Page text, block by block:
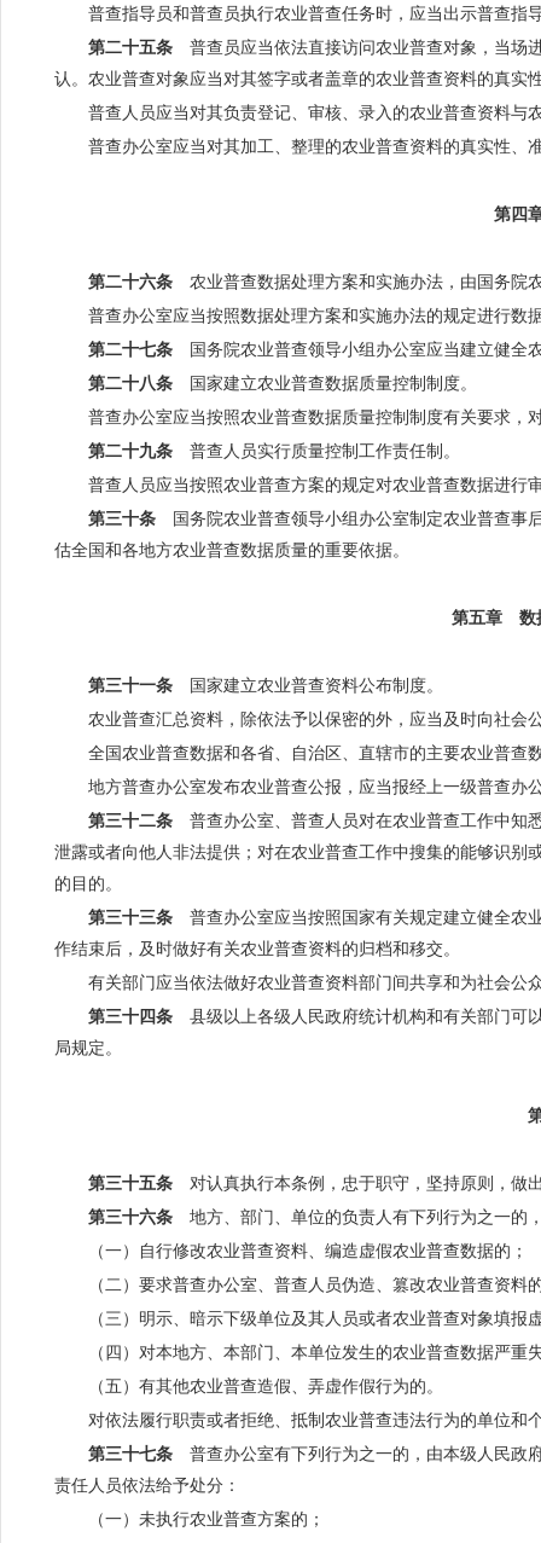
普查指导员和普查员执行农业普查任务时，应当出示普查
第二十五条 普查员应当依法直接访问农业普查对象，当场
认。农业普查对象应当对其签字或者盖章的农业普查资料的真实
普查人员应当对其负责登记、审核、录入的农业普查资料
普查办公室应当对其加工、整理的农业普查资料的真实性、
第四
第二十六条 农业普查数据处理方案和实施办法，由国务院
普查办公室应当按照数据处理方案和实施办法的规定进行数
第二十七条 国务院农业普查领导小组办公室应当建立健全
第二十八条 国家建立农业普查数据质量控制制度。
普查办公室应当按照农业普查数据质量控制制度有关要求
第二十九条 普查人员实行质量控制工作责任制。
普查人员应当按照农业普查方案的规定对农业普查数据进行
第三十条 国务院农业普查领导小组办公室制定农业普查事
估全国和各地方农业普查数据质量的重要依据。
第五章 数
第三十一条 国家建立农业普查资料公布制度。
农业普查汇总资料，除依法予以保密的外，应当及时向社会
全国农业普查数据和各省、自治区、直辖市的主要农业普
地方普查办公室发布农业普查公报，应当报经上一级普查办
第三十二条 普查办公室、普查人员对在农业普查工作中知
泄露或者向他人非法提供；对在农业普查工作中搜集的能够识
的目的。
第三十三条 普查办公室应当按照国家有关规定建立健全农
作结束后，及时做好有关农业普查资料的归档和移交。
有关部门应当依法做好农业普查资料部门间共享和为社会
第三十四条 县级以上各级人民政府统计机构和有关部门可
局规定。
第三十五条 对认真执行本条例，忠于职守，坚持原则，做
第三十六条 地方、部门、单位的负责人有下列行为之一的
（一）自行修改农业普查资料、编造虚假农业普查数据的；
（二）要求普查办公室、普查人员伪造、篡改农业普查资料
（三）明示、暗示下级单位及其人员或者农业普查对象填报
（四）对本地方、本部门、本单位发生的农业普查数据严
（五）有其他农业普查造假、弄虚作假行为的。
对依法履行职责或者拒绝、抵制农业普查违法行为的单位和
第三十七条 普查办公室有下列行为之一的，由本级人民政
责任人员依法给予处分：
（一）未执行农业普查方案的；